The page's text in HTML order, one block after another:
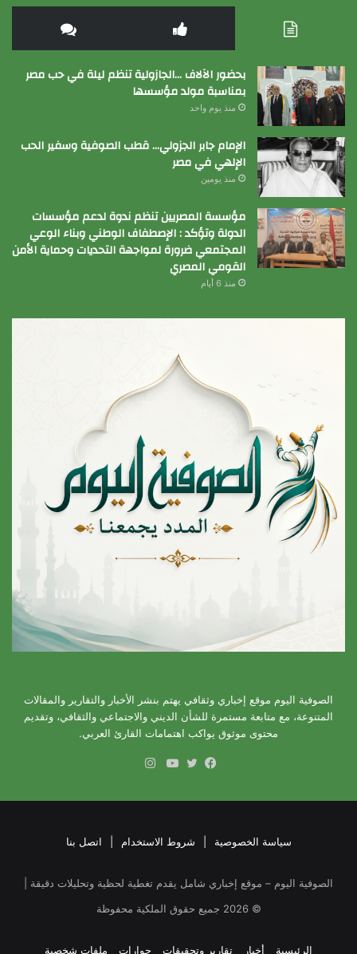
بحضور الآلاف …الجازولية تنظم ليلة في حب مصر
بمناسبة مولد مؤسسها
منذ يوم واحد
الإمام جابر الجزولي… قطب الصوفية وسفير الحب
الإلهي في مصر
منذ يومين
مؤسسة المصريين تنظم ندوة لدعم مؤسسات
الدولة وتؤكد : الإصطفاف الوطني وبناء الوعي
المجتمعي ضرورة لمواجهة التحديات وحماية الأمن
القومي المصري
منذ 6 أيام
الصوفية اليوم موقع إخباري وثقافي يهتم بنشر الأخبار والتقارير والمقالات
المتنوعة، مع متابعة مستمرة للشأن الديني والاجتماعي والثقافي، وتقديم
محتوى موثوق يواكب اهتمامات القارئ العربي.
سياسة الخصوصية شروط الاستخدام اتصل بنا
الصوفية اليوم – موقع إخباري شامل يقدم تغطية لحظية وتحليلات دقيقة |
©
2026 جميع حقوق الملكية محفوظة
الرئيسية أخبار تقارير وتحقيقات حوارات ملفات شخصية